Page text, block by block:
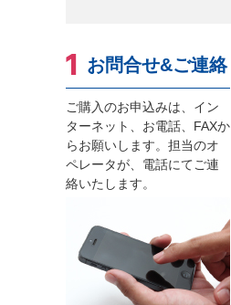
お問合せ&ご連絡
ご購入のお申込みは、イン
ターネット、お電話、FAXか
らお願いします。担当のオ
ペレータが、電話にてご連
絡いたします。